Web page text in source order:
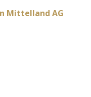
Mittelland AG